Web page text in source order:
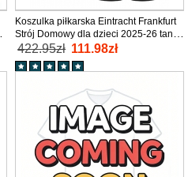
Koszulka piłkarska Eintracht Frankfurt
Strój Domowy dla dzieci 2025-26 tanio
Krótki Rękaw (+ Krótkie spodenki)
422.95zł 111.98zł